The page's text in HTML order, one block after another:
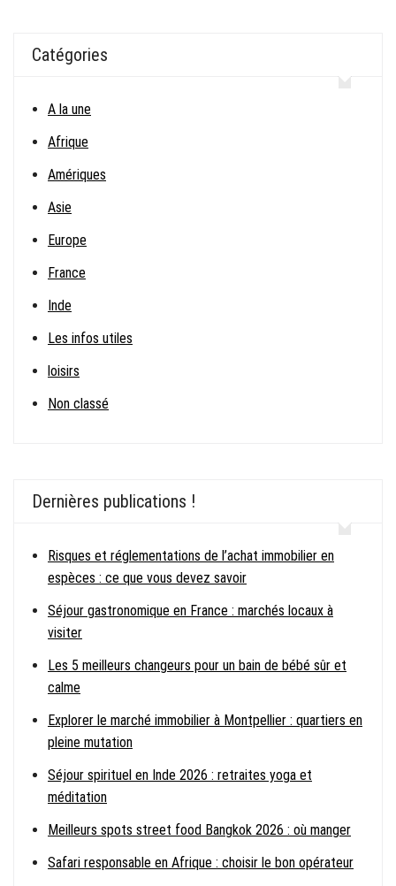
Catégories
A la une
Afrique
Amériques
Asie
Europe
France
Inde
Les infos utiles
loisirs
Non classé
Dernières publications !
Risques et réglementations de l’achat immobilier en
espèces : ce que vous devez savoir
Séjour gastronomique en France : marchés locaux à
visiter
Les 5 meilleurs changeurs pour un bain de bébé sûr et
calme
Explorer le marché immobilier à Montpellier : quartiers en
pleine mutation
Séjour spirituel en Inde 2026 : retraites yoga et
méditation
Meilleurs spots street food Bangkok 2026 : où manger
Safari responsable en Afrique : choisir le bon opérateur